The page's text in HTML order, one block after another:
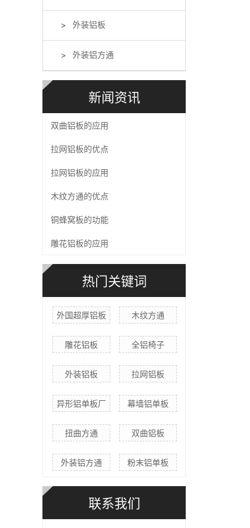
外装铝板
外装铝方通
新闻资讯
双曲铝板的应用
拉网铝板的优点
拉网铝板的应用
木纹方通的优点
铜蜂窝板的功能
雕花铝板的应用
热门关键词
外国超厚铝板 木纹方通
雕花铝板 全铝椅子
外装铝板 拉网铝板
异形铝单板厂 幕墙铝单板
扭曲方通 双曲铝板
外装铝方通 粉末铝单板
联系我们